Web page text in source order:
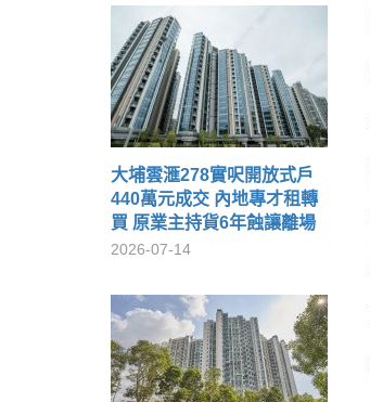
大埔雲滙278實呎開放式戶
440萬元成交 內地專才租轉
買 原業主持貨6年蝕讓離場
2026-07-14